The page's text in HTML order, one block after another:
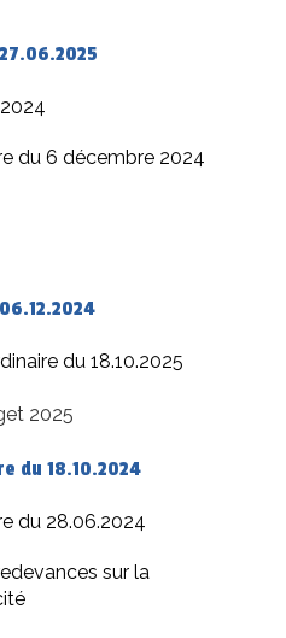
du 6 décembre 2024
du 18.10.2025
2025
du 18.10.2024
du 28.06.2024
sur la